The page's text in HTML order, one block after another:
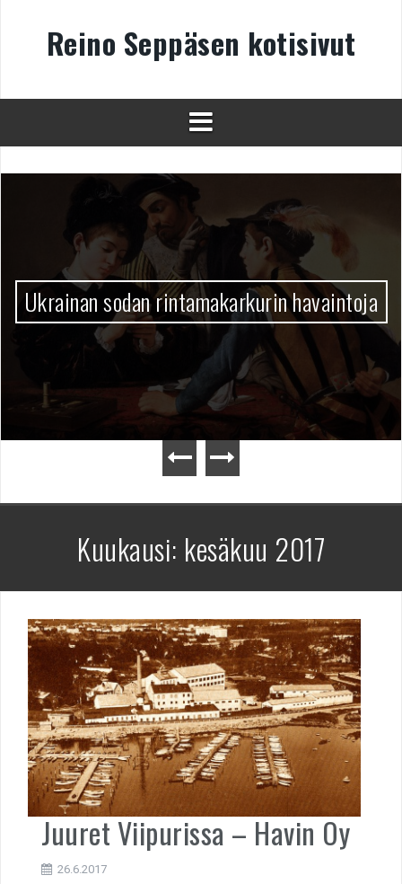
Reino Seppäsen kotisivut
Ukrainan sodan rintamakarkurin havaintoja
Kuukausi: kesäkuu 2017
Juuret Viipurissa – Havin Oy
26.6.2017